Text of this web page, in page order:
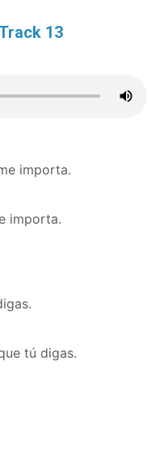
13
importa.
importa.
tú digas.